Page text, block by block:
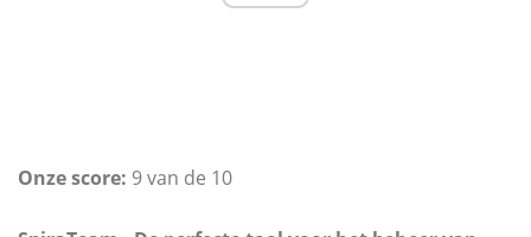
Onze score: 9 van de 10